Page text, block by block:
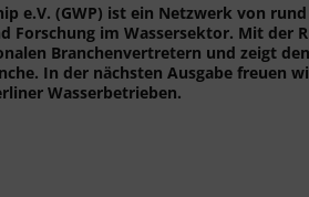
e.V. (GWP) ist ein Netzwerk von
Forschung im Wassersektor. Mit der
Branchenvertretern und zeigt
In der nächsten Ausgabe freuen
Wasserbetrieben.